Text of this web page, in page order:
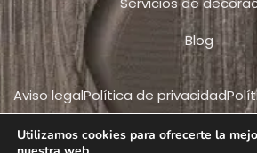
Blog
Aviso legalPolítica de privacidad
Utilizamos cookies para ofrecerte la